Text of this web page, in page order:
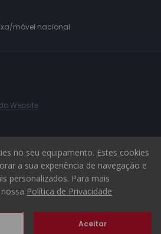
móvel nacional.
Website
no seu equipamento. Estes cookies
a sua experiência de navegação e
personalizados. Para mais
Política de Privacidade
Aceitar